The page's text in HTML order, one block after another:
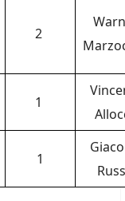
2
1
1